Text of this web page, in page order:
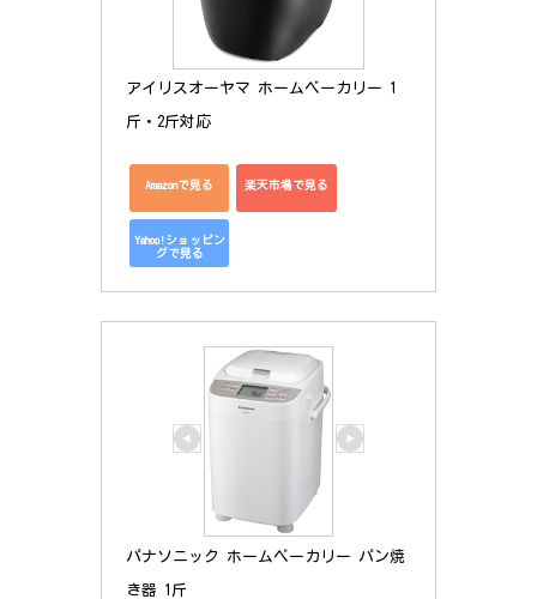
アイリスオーヤマ ホームベーカリー 1
斤・2斤対応
Amazonで見る 楽天市場で見る
Yahoo!ショッピン
グで見る
パナソニック ホームベーカリー パン焼
き器 1斤